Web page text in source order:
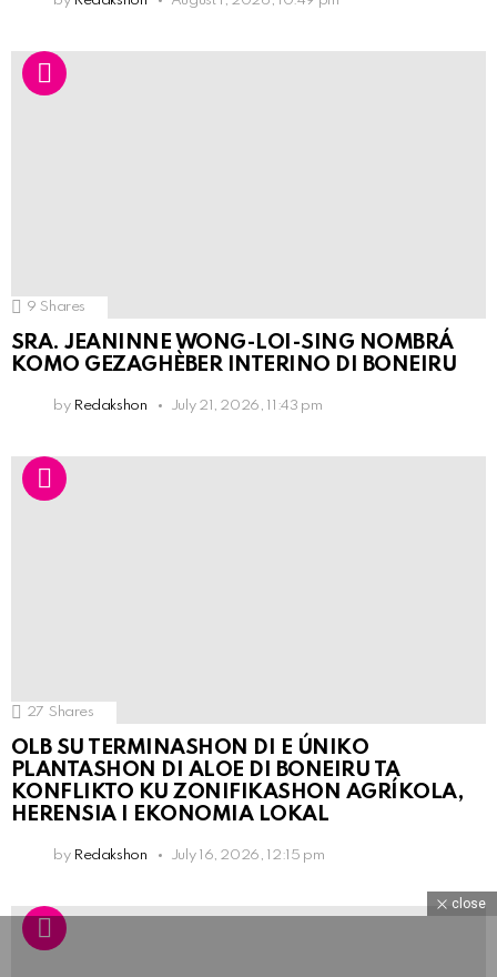
9 Shares
SRA. JEANINNE WONG-LOI-SING NOMBRÁ
KOMO GEZAGHÈBER INTERINO DI BONEIRU
by Redakshon July 21, 2026, 11:43 pm
27 Shares
OLB SU TERMINASHON DI E ÚNIKO
PLANTASHON DI ALOE DI BONEIRU TA
KONFLIKTO KU ZONIFIKASHON AGRÍKOLA,
HERENSIA I EKONOMIA LOKAL
by Redakshon July 16, 2026, 12:15 pm
close